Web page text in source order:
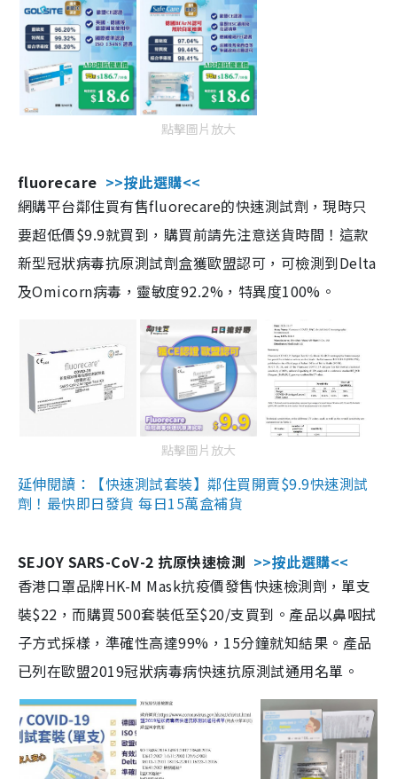
點擊圖片放大
fluorecare >>按此選購<<
網購平台鄰住買有售fluorecare的快速測試劑，現時只
要超低價$9.9就買到，購買前請先注意送貨時間！這款
新型冠狀病毒抗原測試劑盒獲歐盟認可，可檢測到Delta
及Omicorn病毒，靈敏度92.2%，特異度100%。
點擊圖片放大
延伸閱讀：【快速測試套裝】鄰住買開賣$9.9快速測試
劑！最快即日發貨 每日15萬盒補貨
SEJOY SARS-CoV-2 抗原快速檢測 >>按此選購<<
香港口罩品牌HK-M Mask抗疫價發售快速檢測劑，單支
裝$22，而購買500套裝低至$20/支買到。產品以鼻咽拭
子方式採樣，準確性高達99%，15分鐘就知結果。產品
已列在歐盟2019冠狀病毒病快速抗原測試通用名單。